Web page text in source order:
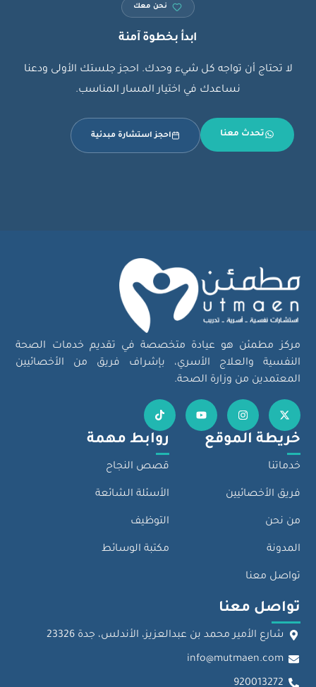
ابدأ بخطوة آمنة
لا تحتاج أن تواجه كل شيء وحدك. احجز جلستك الأولى ودعنا
نساعدك في اختيار المسار المناسب.
تحدث معنا احجز استشارة مبدئية
نحن معك
مركز مطمئن هو عيادة متخصصة في تقديم خدمات الصحة
النفسية والعلاج الأسري، بإشراف فريق من الأخصائيين
المعتمدين من وزارة الصحة.
خريطة الموقع
خدماتنا
فريق الأخصائيين
من نحن
المدونة
تواصل معنا
روابط مهمة
قصص النجاح
الأسئلة الشائعة
التوظيف
مكتبة الوسائط
تواصل معنا
شارع الأمير محمد بن عبدالعزيز، الأندلس، جدة 23326
info@mutmaen.com
920013272